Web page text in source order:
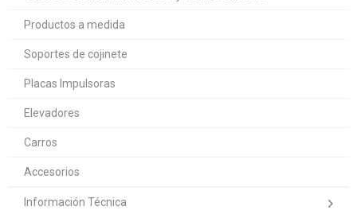
Productos a medida
Soportes de cojinete
Placas Impulsoras
Elevadores
Carros
Accesorios
Información Técnica